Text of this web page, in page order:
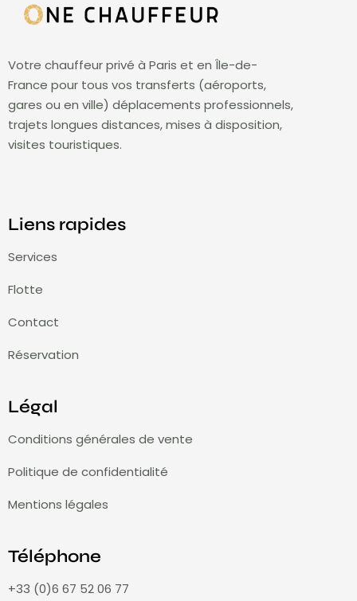
Votre chauffeur privé à Paris et en Île-de-
France pour tous vos transferts (aéroports,
gares ou en ville) déplacements professionnels,
trajets longues distances, mises à disposition,
visites touristiques.
Liens rapides
Services
Flotte
Contact
Réservation
Légal
Conditions générales de vente
Politique de confidentialité
Mentions légales
Téléphone
+33 (0)6 67 52 06 77